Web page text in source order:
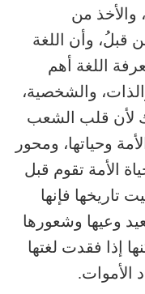
والأخذ من
من قبلُ، وأن اللغة
اللغة أهم
والشخصية،
لأن قلب الشعب
وحياتها، ومحور
الأمة تقوم قبل
تاريخها فإنها
وعيها وشعورها
إذا فقدت لغتها
الأموات.